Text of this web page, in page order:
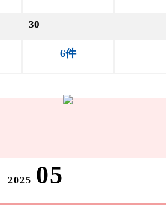
30
6件
2025 05